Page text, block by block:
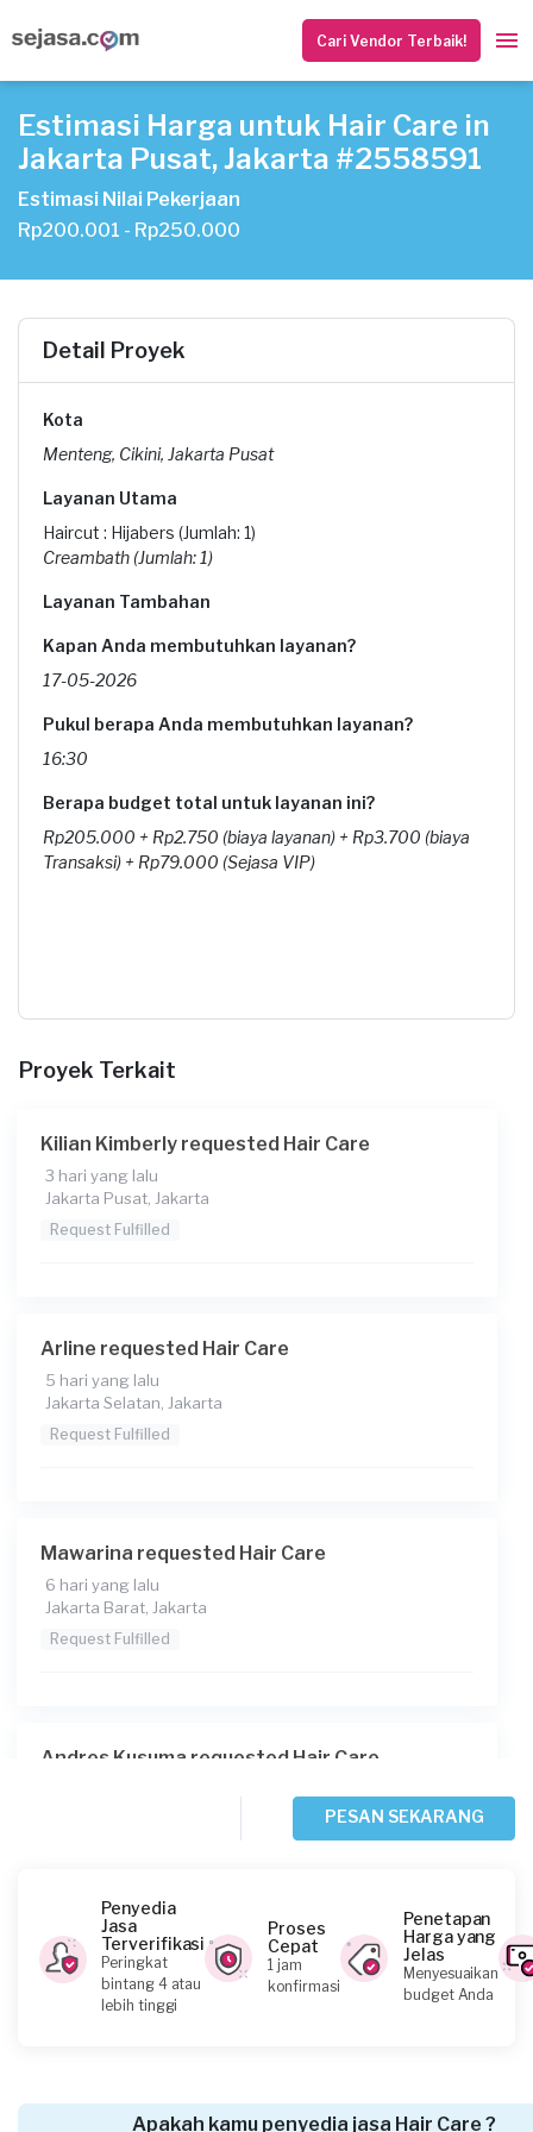
Cari Vendor Terbaik!
Estimasi Harga untuk Hair Care in
Jakarta Pusat, Jakarta #2558591
Estimasi Nilai Pekerjaan
Rp200.001 - Rp250.000
Detail Proyek
Kota
Menteng, Cikini, Jakarta Pusat
Layanan Utama
Haircut : Hijabers (Jumlah: 1)
Creambath (Jumlah: 1)
Layanan Tambahan
Kapan Anda membutuhkan layanan?
17-05-2026
Pukul berapa Anda membutuhkan layanan?
16:30
Berapa budget total untuk layanan ini?
Rp205.000 + Rp2.750 (biaya layanan) + Rp3.700 (biaya
Transaksi) + Rp79.000 (Sejasa VIP)
Proyek Terkait
Kilian Kimberly requested Hair Care
3 hari yang lalu
Jakarta Pusat, Jakarta
Request Fulfilled
Arline requested Hair Care
5 hari yang lalu
Jakarta Selatan, Jakarta
Request Fulfilled
Mawarina requested Hair Care
6 hari yang lalu
Jakarta Barat, Jakarta
Request Fulfilled
Andres Kusuma requested Hair Care
Marisa Edyana requested Hair Care
Sekitar sebulan yang lalu
Jakarta Selatan, Jakarta
PESAN SEKARANG
Penyedia
Jasa
Terverifikasi
Peringkat
bintang 4 atau
lebih tinggi
Proses
Cepat
1 jam
konfirmasi
Penetapan
Harga yang
Jelas
Menyesuaikan
budget Anda
Apakah kamu penyedia jasa Hair Care ?